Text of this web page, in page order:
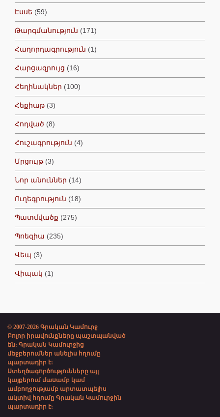
Էսսե (59)
Թարգմանություն (171)
Հաղորդագրություն (1)
Հարցազրույց (16)
Հեղինակներ (100)
Հեքիաթ(3)
Հոդված (8)
Հուշագրություն (4)
Մրցույթ(3)
Նոր անուններ (14)
Ուղեգրություն (18)
Պատմվածք (275)
Պոեզիա (235)
Վեպ (3)
Վիպակ (1)
© 2007-2026 Գրական Կամուրջ
Բոլոր իրավունքները պաշտպանված
են: Գրական Կամուրջից
մեջբերումներ անելիս հղումը
պարտադիր է:
Ստեղծագործությունները այլ
կայքերում մասամբ կամ
ամբողջությամբ արտատպելիս
ակտիվ հղումը Գրական Կամուրջին
պարտադիր է: